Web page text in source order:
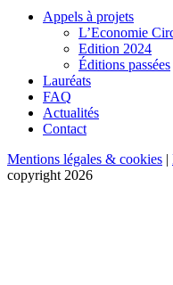
Appels à projets
L’Economie
Edition 2024
Éditions passées
Lauréats
FAQ
Actualités
Contact
Mentions légales & cookies |
copyright 2026